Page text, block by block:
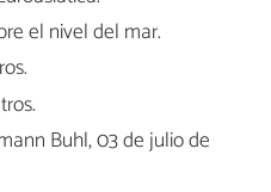
el nivel del mar.
Buhl, 03 de julio de